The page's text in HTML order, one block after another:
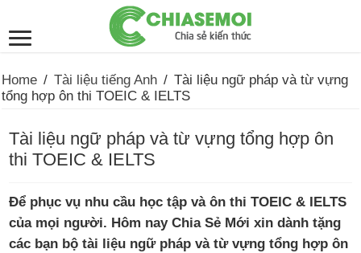
Home / Tài liệu tiếng Anh / Tài liệu ngữ pháp và từ vựng
tổng hợp ôn thi TOEIC & IELTS
Tài liệu ngữ pháp và từ vựng tổng hợp ôn
thi TOEIC & IELTS
Để phục vụ nhu cầu học tập và ôn thi TOEIC & IELTS
của mọi người. Hôm nay Chia Sẻ Mới xin dành tặng
các bạn bộ tài liệu ngữ pháp và từ vựng tổng hợp ôn